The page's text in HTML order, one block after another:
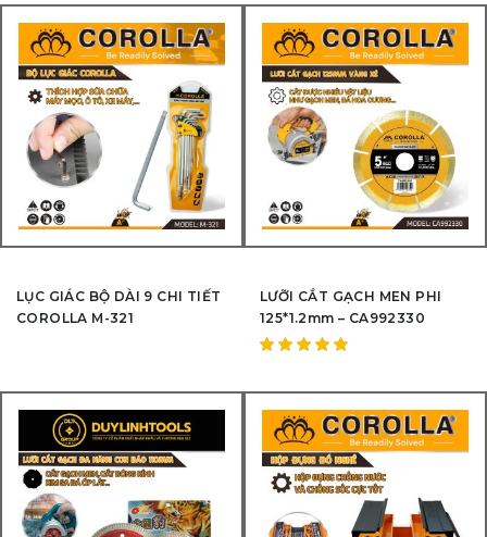
5.005
sao
LỤC GIÁC BỘ DÀI 9 CHI TIẾT
COROLLA M-321
LƯỠI CẮT GẠCH MEN PHI
125*1.2mm – CA992330
5.005
sao